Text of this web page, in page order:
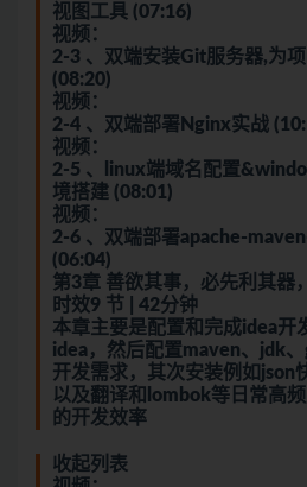
视图工具 (07:16)
视频：
2-3 、双端安装Git服务器,为
(08:20)
视频：
2-4 、双端部署Nginx实战
视频：
2-5 、linux端域名配置
境搭建 (08:01)
视频：
2-6 、双端部署apache-
(06:04)
第3章 善欲其事，必先利其器
时效9 节 | 42分钟
本章主要是配置和完成idea开
idea，然后配置maven、jdk
开发需求，其次安装例如json
以及翻译和lombok等日常高
的开发效率
收起列表